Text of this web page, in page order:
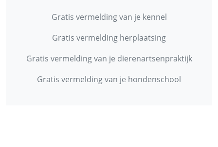
Gratis vermelding van je kennel
Gratis vermelding herplaatsing
Gratis vermelding van je dierenartsenpraktijk
Gratis vermelding van je hondenschool